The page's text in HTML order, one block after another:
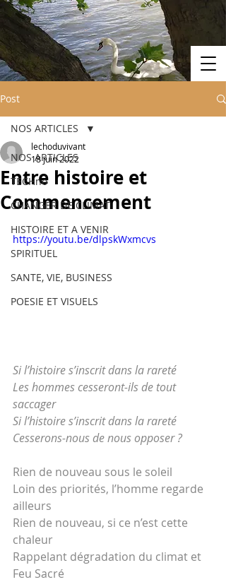
Post
NOS ARTICLES
TECHno
CHANGER DE CLIMAT
HISTOIRE ET A VENIR
SPIRITUEL
SANTE, VIE, BUSINESS
POESIE ET VISUELS
NOS ARTICLES
Entre histoire et
Commencement
lechoduvivant
18 juin 2022
https://youtu.be/dlpskWxmcvs
Si l’histoire s’inscrit dans la rareté
Les hommes cesseront-ils de tout
saccager
Si l’histoire s’inscrit dans la rareté
Cesserons-nous de nous opposer ?
Rien de nouveau sous le soleil
Loin des priorités, l’homme regarde
ailleurs
Rien de nouveau, si ce n’est cette
chaleur
Rappelant dégradation du climat et
Feu Sacré